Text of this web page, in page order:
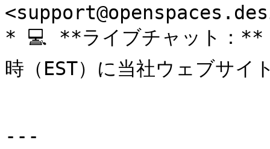
* 💻 **ライブチャット：**
時（EST）に当社ウェブサイ
---